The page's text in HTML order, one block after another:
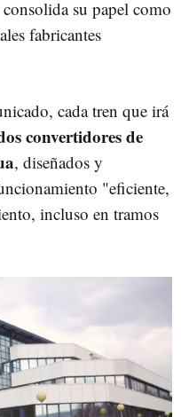
su papel como
fabricantes
cada tren que irá
convertidores de
, diseñados y
"eficiente,
incluso en tramos